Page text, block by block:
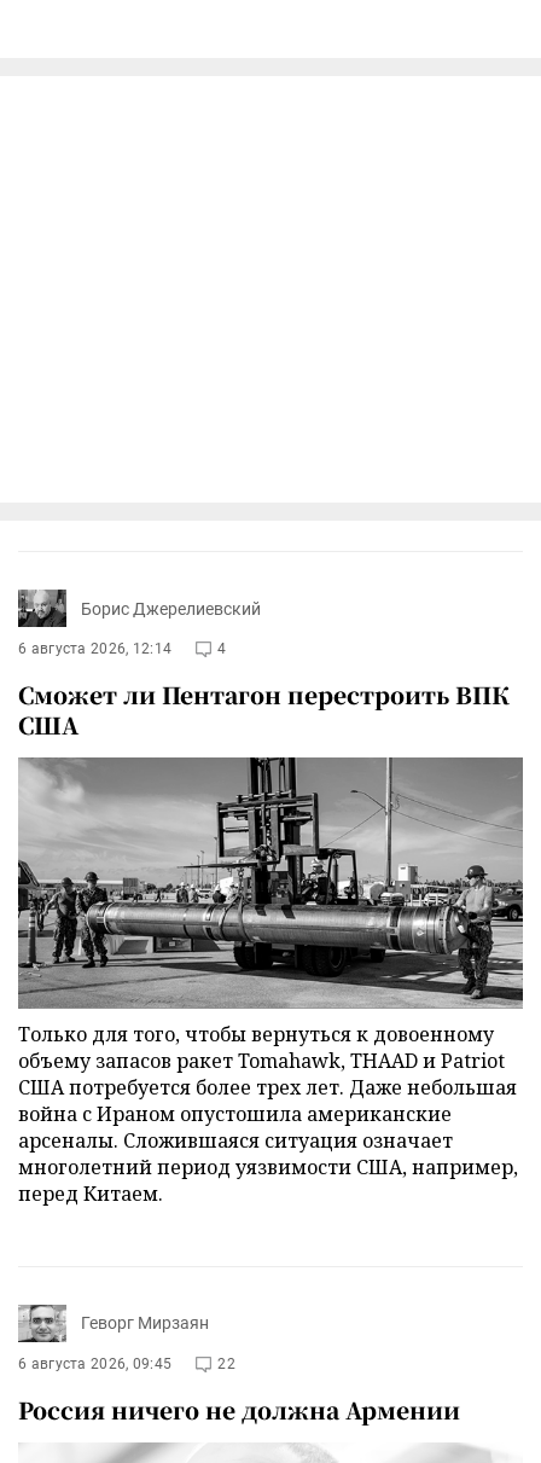
Борис Джерелиевский
6 августа 2026, 12:14 4
Сможет ли Пентагон перестроить ВПК
США
Только для того, чтобы вернуться к довоенному
объему запасов ракет Tomahawk, THAAD и Patriot
США потребуется более трех лет. Даже небольшая
война с Ираном опустошила американские
арсеналы. Сложившаяся ситуация означает
многолетний период уязвимости США, например,
перед Китаем.
Геворг Мирзаян
6 августа 2026, 09:45 22
Россия ничего не должна Армении